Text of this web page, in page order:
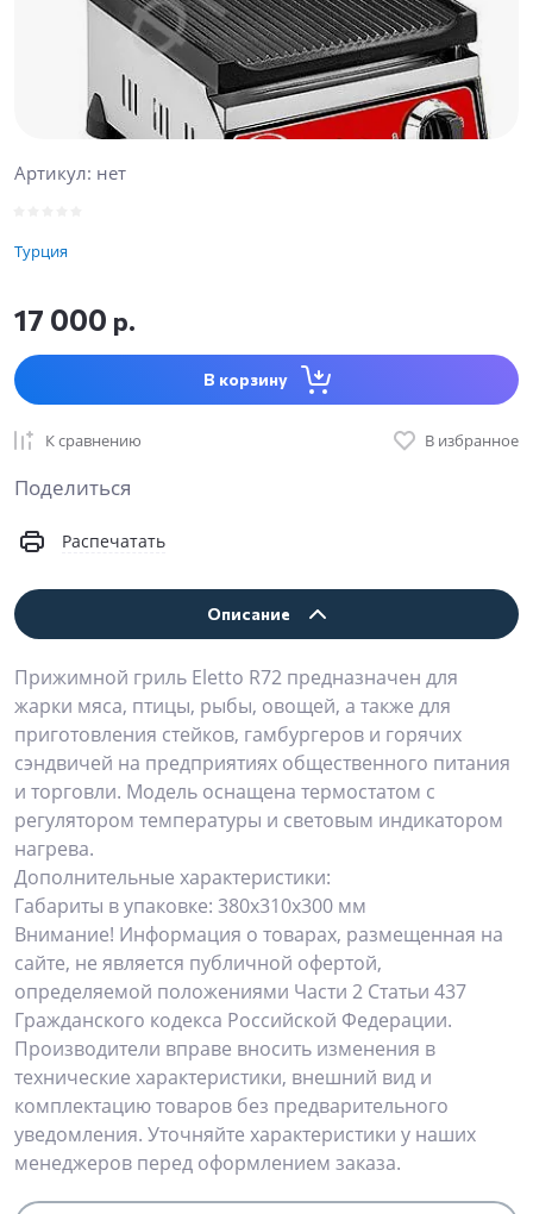
Артикул: нет
Турция
17 000 р.
В корзину
К сравнению В избранное
Поделиться
Распечатать
Описание
Прижимной гриль Eletto R72 предназначен для
жарки мяса, птицы, рыбы, овощей, а также для
приготовления стейков, гамбургеров и горячих
сэндвичей на предприятиях общественного питания
и торговли. Модель оснащена термостатом с
регулятором температуры и световым индикатором
нагрева.
Дополнительные характеристики:
Габариты в упаковке: 380x310x300 мм
Внимание! Информация о товарах, размещенная на
сайте, не является публичной офертой,
определяемой положениями Части 2 Статьи 437
Гражданского кодекса Российской Федерации.
Производители вправе вносить изменения в
технические характеристики, внешний вид и
комплектацию товаров без предварительного
уведомления. Уточняйте характеристики у наших
менеджеров перед оформлением заказа.